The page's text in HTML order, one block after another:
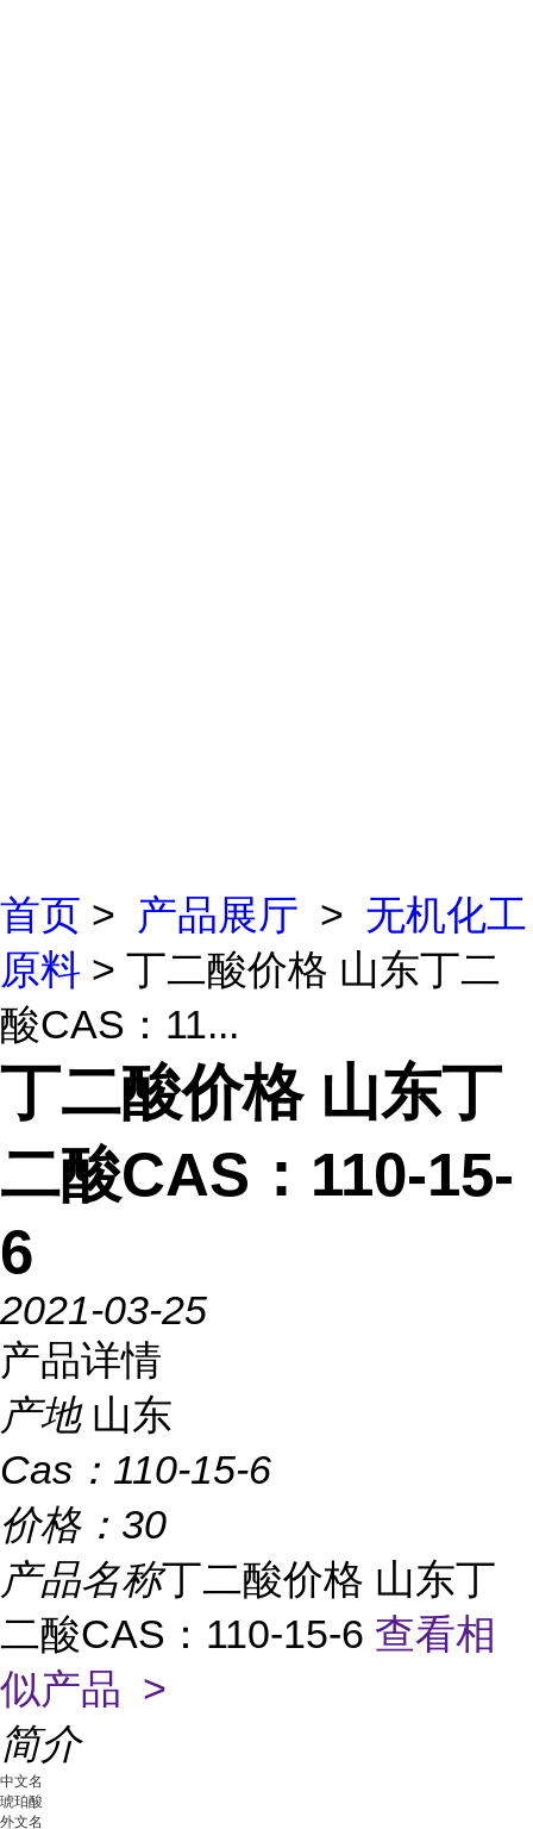
首页 > 产品展厅 > 无机化工
原料 > 丁二酸价格 山东丁二
酸CAS：11...
丁二酸价格 山东丁
二酸CAS：110-15-
6
2021-03-25
产品详情
产地 山东
Cas： 110-15-6
价格： 30
产品名称丁二酸价格 山东丁
二酸CAS：110-15-6 查看相
似产品 >
简介
中文名
琥珀酸
外文名